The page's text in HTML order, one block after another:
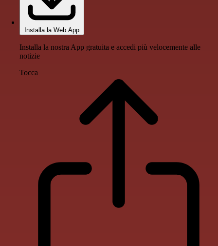
Installa la Web App
Installa la nostra App gratuita e accedi più velocemente alle
notizie
Tocca